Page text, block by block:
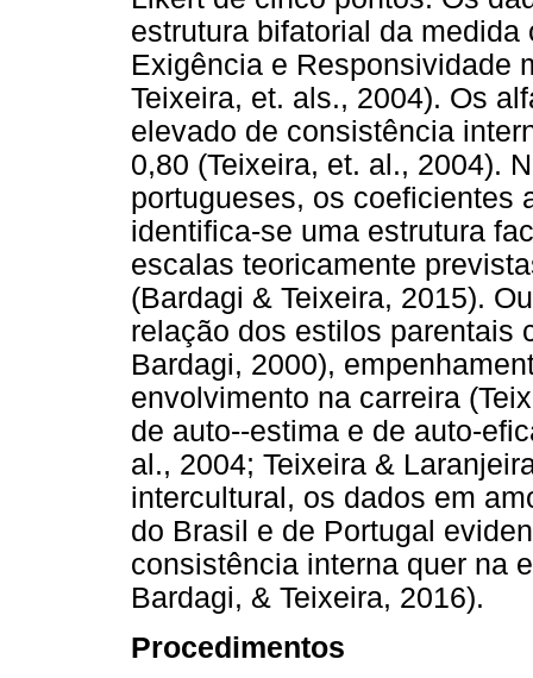
estrutura bifatorial da
Exigência e Responsividade
Teixeira, et. als., 2004). Os
elevado de consistência
0,80 (Teixeira, et. al., 2004).
portugueses, os coeficientes
identifica-se uma estrutura
escalas teoricamente
(Bardagi & Teixeira, 2015).
relação dos estilos parentais
Bardagi, 2000),
envolvimento na carreira
de auto--estima e de auto-
al., 2004; Teixeira &
intercultural, os dados em
do Brasil e de Portugal
consistência interna quer na
Bardagi, & Teixeira, 2016).
Procedimentos